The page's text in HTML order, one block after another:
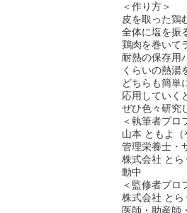
＜作り方＞
皮を取った鶏
全体に塩を振
鶏肉を巻いて
耐熱の保存用
くらいの熱湯
どちらも簡単
応用していく
ぜひ色々研究
＜執筆者プロ
山本 ともよ（
管理栄養士・
株式会社 と
動中
＜監修者プロ
株式会社 とら
医師・助産師